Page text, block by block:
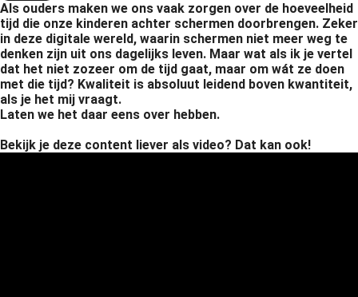
Als ouders maken we ons vaak zorgen over de hoeveelheid
tijd die onze kinderen achter schermen doorbrengen. Zeker
in deze digitale wereld, waarin schermen niet meer weg te
denken zijn uit ons dagelijks leven. Maar wat als ik je vertel
dat het niet zozeer om de tijd gaat, maar om wát ze doen
met die tijd? Kwaliteit is absoluut leidend boven kwantiteit,
als je het mij vraagt.
Laten we het daar eens over hebben.
Bekijk je deze content liever als video? Dat kan ook!